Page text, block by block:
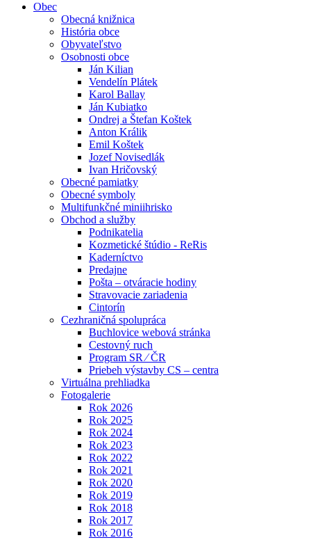
Obec
Obecná knižnica
História obce
Obyvateľstvo
Osobnosti obce
Ján Kilian
Vendelín Plátek
Karol Ballay
Ján Kubiatko
Ondrej a Štefan Koštek
Anton Králik
Emil Koštek
Jozef Novisedlák
Ivan Hričovský
Obecné pamiatky
Obecné symboly
Multifunkčné miniihrisko
Obchod a služby
Podnikatelia
Kozmetické štúdio - ReRis
Kaderníctvo
Predajne
Pošta – otváracie hodiny
Stravovacie zariadenia
Cintorín
Cezhraničná spolupráca
Buchlovice webová stránka
Cestovný ruch
Program SR ⁄ ČR
Priebeh výstavby CS – centra
Virtuálna prehliadka
Fotogalerie
Rok 2026
Rok 2025
Rok 2024
Rok 2023
Rok 2022
Rok 2021
Rok 2020
Rok 2019
Rok 2018
Rok 2017
Rok 2016